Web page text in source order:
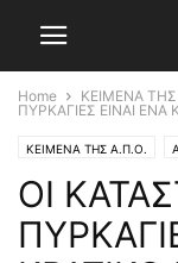
Home ΚΕΙΜΕΝΑ
ΠΥΡΚΑΓΙΕΣ ΕΙΝΑΙ ΕΝΑ
ΚΕΙΜΕΝΑ ΤΗΣ Α.Π.Ο.
ΟΙ